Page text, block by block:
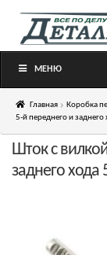
Перейти
Перейти
МЕНЮ
Главная Коробка
5-й переднего и заднего
Шток с
заднего хода